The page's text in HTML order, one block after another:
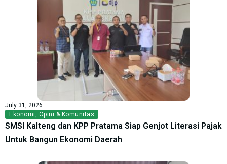
July 31, 2026
Ekonomi
Opini & Komunitas
SMSI Kalteng dan KPP Pratama Siap Genjot Literasi Pajak
Untuk Bangun Ekonomi Daerah